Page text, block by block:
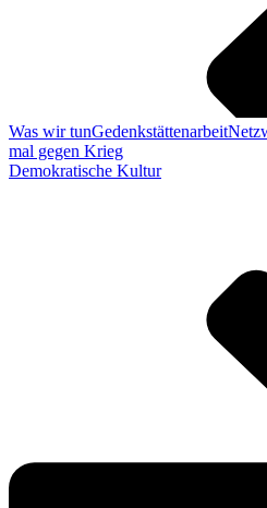
Was wir tunGedenkstättenarbeit
mal gegen Krieg
Demokratische Kultur